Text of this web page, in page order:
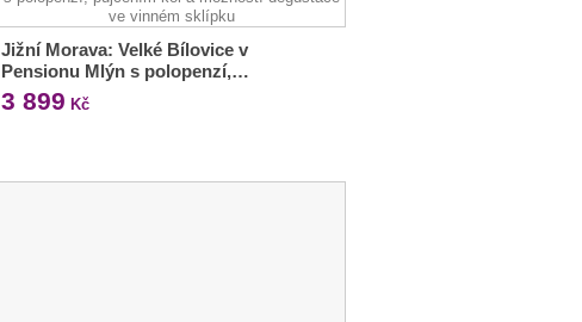
Jižní Morava: Velké Bílovice v
Pensionu Mlýn s polopenzí,…
3 899 Kč